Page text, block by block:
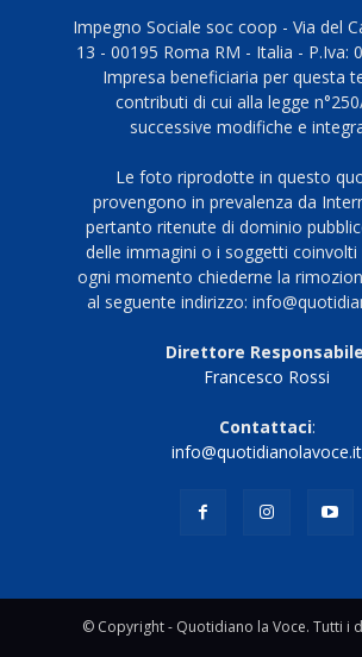
Impegno Sociale soc coop - Via del
13 - 00195 Roma RM - Italia - P.Iva:
Impresa beneficiaria per questa
contributi di cui alla legge
successive modifiche e
Le foto riprodotte in questo
provengono in prevalenza da
pertanto ritenute di dominio
delle immagini o i soggetti
ogni momento chiederne la
al seguente indirizzo:
Direttore Responsabile
Francesco Rossi
Contattaci:
info@quotidianolavoce.it
© Copyright - Quotidiano la Voce. Tutti i